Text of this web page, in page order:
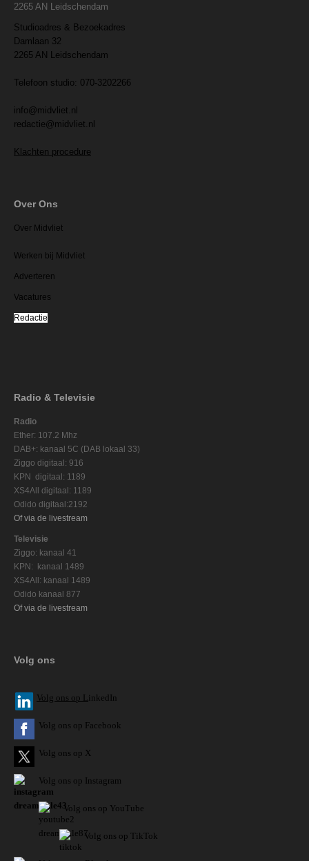
2265 AN Leidschendam
Studioadres & Bezoekadres
Damlaan 32
2265 AN Leidschendam
Telefoon studio: 070-3202266
info@midvliet.nl
redactie@midvliet.nl
Klachten procedure
Over Ons
Over Midvliet
Werken bij Midvliet
Adverteren
Vacatures
Redactie
Radio & Televisie
Radio
Ether: 107.2 Mhz
DAB+: kanaal 5C (DAB lokaal 33)
Ziggo digitaal: 916
KPN digitaal: 1189
XS4All digitaal: 1189
Odido digitaal:2192
Of via de livestream
Televisie
Ziggo: kanaal 41
KPN: kanaal 1489
XS4All: kanaal 1489
Odido kanaal 877
Of via de livestream
Volg ons
Volg ons op L inkedIn
Volg ons op Facebook
Volg ons op X
Volg ons op Instagram
Volg ons op YouTube
Volg ons op TikTok